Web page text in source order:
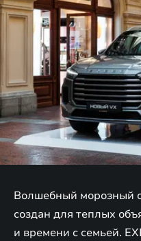
Волшебный морозный
создан для теплых
и времени с семьей.